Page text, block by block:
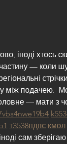
іноді хтось
частину —
між подачею.
— мати з
vbs4nwe19b4 k55
т3538пдпс кмол
сам